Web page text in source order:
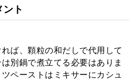
ト
ば、顆粒の和だしで代用して
別鍋で煮立てる必要はありま
ペーストはミキサーにカシュ